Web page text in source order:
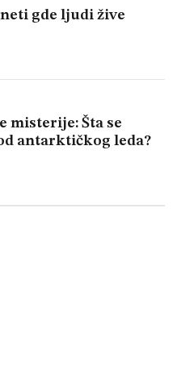
gde ljudi žive
misterije: Šta se
antarktičkog leda?